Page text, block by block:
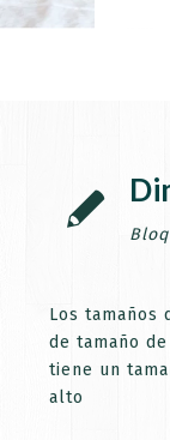
Los tamaños
de tamaño
tiene un
alto